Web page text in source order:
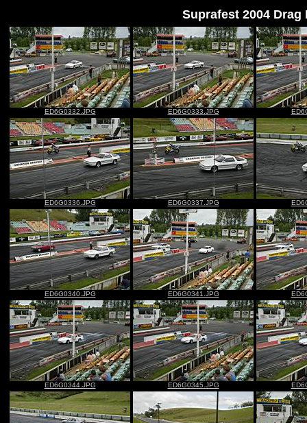
Suprafest 2004 Drag
ED6G0332.JPG ED6G0333.JPG
ED6G0336.JPG ED6G0337.JPG
ED6G0340.JPG ED6G0341.JPG
ED6G0344.JPG ED6G0345.JPG